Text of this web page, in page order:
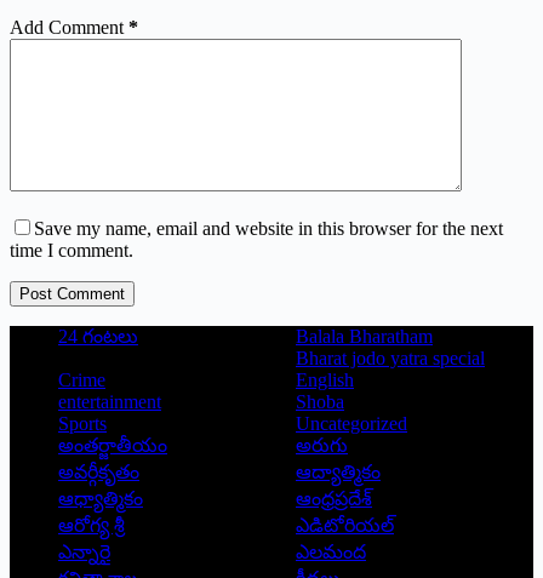
Add Comment *
Save my name, email and website in this browser for the next
time I comment.
Post Comment
24 గంటలు
Balala Bharatham
Bharat jodo yatra special
Crime
English
entertainment
Shoba
Sports
Uncategorized
అంతర్జాతీయం
అరుగు
అవర్గీకృతం
ఆద్యాత్మికం
ఆధ్యాత్మికం
ఆంధ్రప్రదేశ్
ఆరోగ్య శ్రీ
ఎడిటోరియల్
ఎన్నారై
ఎలమంద